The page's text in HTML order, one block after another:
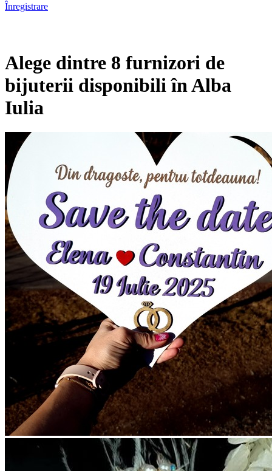
Înregistrare
Alege dintre 8 furnizori de
bijuterii disponibili în Alba
Iulia